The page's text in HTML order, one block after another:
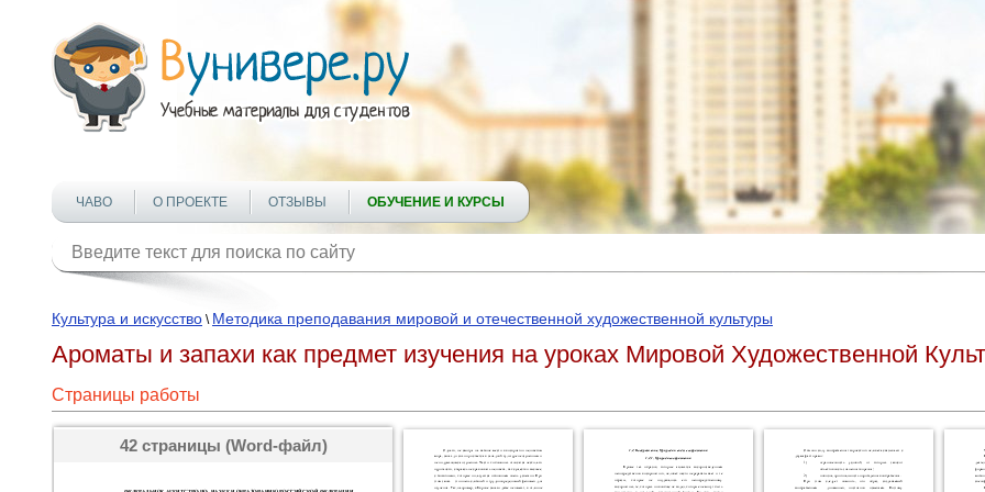
ЧАВО О ПРОЕКТЕ ОТЗЫВЫ ОБУЧЕНИЕ И КУРСЫ
Культура и искусство \ Методика преподавания мировой и отечественной художественной культуры
Ароматы и запахи как предмет изучения на уроках Мировой Художественной
Страницы работы
42 страницы (Word-файл)